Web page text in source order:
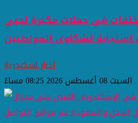
طن مخلفات في حملات مكبرة لحيي
استجابة لشكاوى المواطنين
اخبار اسكندرية
السبت 08 أغسطس 2026 08:25 مساءً